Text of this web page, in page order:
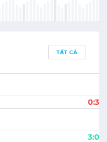
TẤT CẢ
0:3
3:0